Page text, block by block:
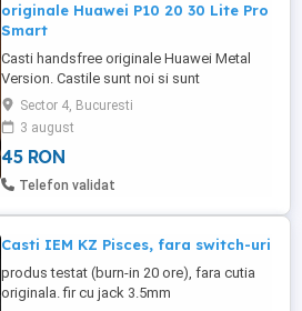
originale Huawei P10 20 30 Lite Pro
Smart
Casti handsfree originale Huawei Metal
Version. Castile sunt noi si sunt
disponibile pe culoarea alba. Sunt
confectionate din materiale premium
pentru a oferi confort optim in utilizare de
lunga durata. Sistem de distributie sunete
optimizat oferind experienta audio HiFI.
Sector 4, Bucuresti
3 august
45 RON
Telefon validat
Casti IEM KZ Pisces, fara switch-uri
produs testat (burn-in 20 ore), fara cutia
originala. fir cu jack 3.5mm